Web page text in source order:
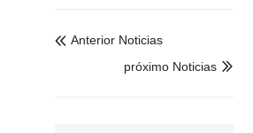
 Anterior Noticias

próximo Noticias